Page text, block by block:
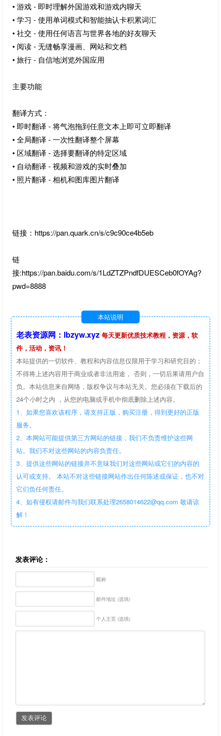
• 游戏 - 即时理解外国游戏和游戏内聊天
• 学习 - 使用单词模式和智能抽认卡积累词汇
• 社交 - 使用任何语言与世界各地的好友聊天
• 阅读 - 无缝畅享漫画、网站和文档
• 旅行 - 自信地浏览外国应用
主要功能
翻译方式：
• 即时翻译 - 将气泡拖到任意文本上即可立即翻译
• 全局翻译 - 一次性翻译整个屏幕
• 区域翻译 - 选择要翻译的特定区域
• 自动翻译 - 视频和游戏的实时叠加
• 照片翻译 - 相机和图库图片翻译
链接：https://pan.quark.cn/s/c9c90ce4b5eb
链
接:https://pan.baidu.com/s/1LdZTZPndfDUESCeb0fOYAg?
pwd=8888
本站说明
老表资源网：lbzyw.xyz 每天更新优质技术教程，资源，软
件，活动，资讯！
本站提供的一切软件、教程和内容信息仅限用于学习和研究目的；
不得将上述内容用于商业或者非法用途， 否则，一切后果请用户自
负。本站信息来自网络，版权争议与本站无关。您必须在下载后的
24个小时之内 ，从您的电脑或手机中彻底删除上述内容。
1、如果您喜欢该程序，请支持正版，购买注册，得到更好的正版
服务。
2、本网站可能提供第三方网站的链接，我们不负责维护这些网
站。我们不对这些网站的内容负责任。
3、提供这些网站的链接并不意味我们对这些网站或它们的内容的
认可或支持。 本站不对这些链接网站作出任何陈述或保证，也不对
它们负任何责任。
4、如有侵权请邮件与我们联系处理2658014622@qq.com 敬请谅
解！
发表评论：
昵称
邮件地址 (选填)
个人主页 (选填)